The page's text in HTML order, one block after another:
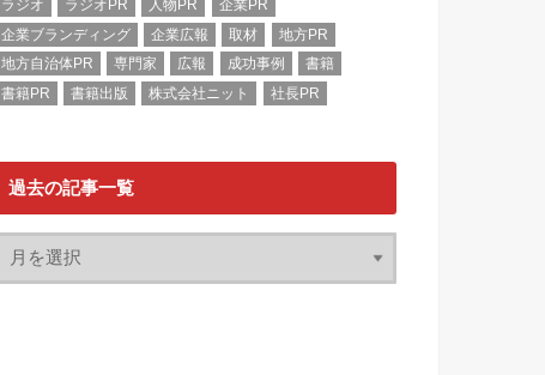
ラジオ
ラジオPR 人物PR
企業PR
企業ブランディング
企業広報 取材
地方PR
地方自治体PR
専門家 広報 成功事例
書籍
書籍PR
書籍出版 株式会社ニット 社長PR
過去の記事一覧